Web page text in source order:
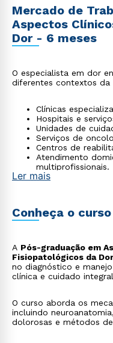
Mercado de
Aspectos
Dor - 6 meses
O especialista em dor
diferentes contextos da
Clínicas
Hospitais e
Unidades de
Serviços de
Centros de
Atendimento
multiprofissionais.
Ler mais
Conheça o curso
A Pós-graduação em
Fisiopatológicos da Dor
no diagnóstico e
clínica e cuidado
O curso aborda os
incluindo
dolorosas e métodos